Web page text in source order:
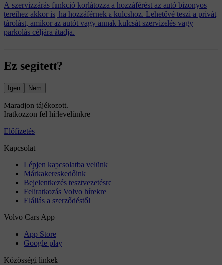
A szervizzárás funkció korlátozza a hozzáférést az autó bizonyos
tereihez akkor is, ha hozzáférnek a kulcshoz. Lehetővé teszi a privát
tárolást, amikor az autót vagy annak kulcsát szervizelés vagy
parkolás céljára átadja.
Ez segített?
Igen Nem